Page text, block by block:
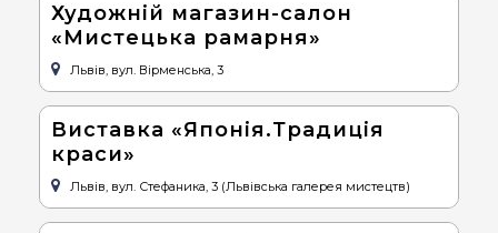
Художній магазин-салон
«Мистецька рамарня»
Львів, вул. Вірменська, 3
Виставка «Японія.Традиція
краси»
Львів, вул. Стефаника, 3 (Львівська галерея мистецтв)